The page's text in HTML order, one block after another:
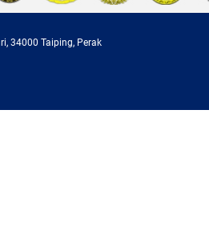
34000 Taiping, Perak